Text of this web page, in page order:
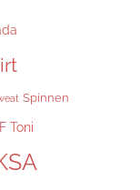
Spinnen
Toni